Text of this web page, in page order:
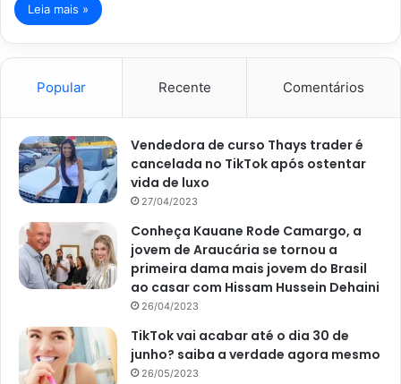
Leia mais »
Popular Recente Comentários
Vendedora de curso Thays trader é
cancelada no TikTok após ostentar
vida de luxo
27/04/2023
Conheça Kauane Rode Camargo, a
jovem de Araucária se tornou a
primeira dama mais jovem do Brasil
ao casar com Hissam Hussein Dehaini
26/04/2023
TikTok vai acabar até o dia 30 de
junho? saiba a verdade agora mesmo
26/05/2023